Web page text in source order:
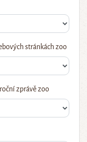
stránkách zoo
zprávě zoo